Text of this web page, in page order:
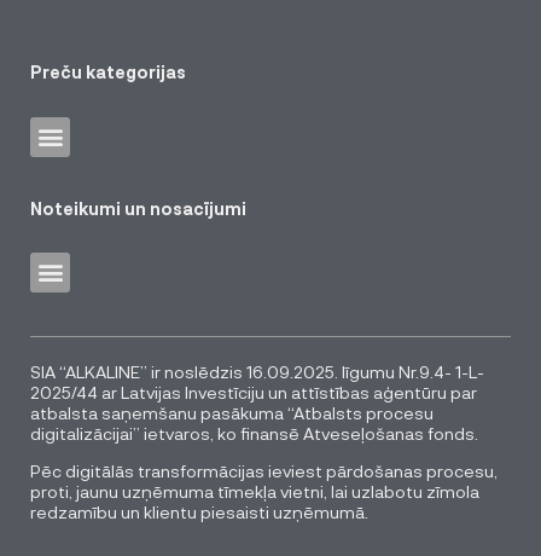
Preču kategorijas
Noteikumi un nosacījumi
SIA “ALKALINE” ir noslēdzis 16.09.2025. līgumu Nr.9.4- 1-L-
2025/44 ar Latvijas Investīciju un attīstības aģentūru par
atbalsta saņemšanu pasākuma “Atbalsts procesu
digitalizācijai” ietvaros, ko finansē Atveseļošanas fonds.
Pēc digitālās transformācijas ieviest pārdošanas procesu,
proti, jaunu uzņēmuma tīmekļa vietni, lai uzlabotu zīmola
redzamību un klientu piesaisti uzņēmumā.